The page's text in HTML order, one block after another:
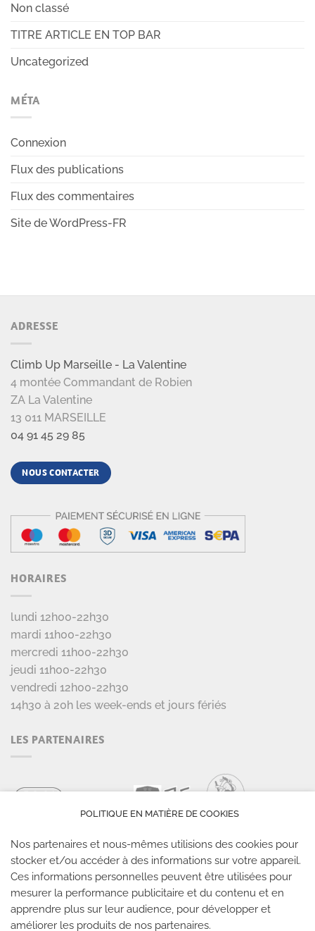
Non classé
TITRE ARTICLE EN TOP BAR
Uncategorized
MÉTA
Connexion
Flux des publications
Flux des commentaires
Site de WordPress-FR
ADRESSE
Climb Up Marseille - La Valentine
4 montée Commandant de Robien
ZA La Valentine
13 011 MARSEILLE
04 91 45 29 85
NOUS CONTACTER
HORAIRES
lundi 12h00-22h30
mardi 11h00-22h30
mercredi 11h00-22h30
jeudi 11h00-22h30
vendredi 12h00-22h30
14h30 à 20h les week-ends et jours fériés
LES PARTENAIRES
LES SALLES CLIMB UP
POLITIQUE EN MATIÈRE DE COOKIES
Nos partenaires et nous-mêmes utilisions des cookies pour
stocker et/ou accéder à des informations sur votre appareil.
Ces informations personnelles peuvent être utilisées pour
mesurer la performance publicitaire et du contenu et en
apprendre plus sur leur audience, pour développer et
améliorer les produits de nos partenaires.